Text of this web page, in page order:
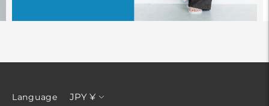
Language
通
JPY ¥